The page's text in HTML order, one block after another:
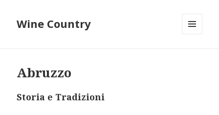
Wine Country
Abruzzo
Storia e Tradizioni